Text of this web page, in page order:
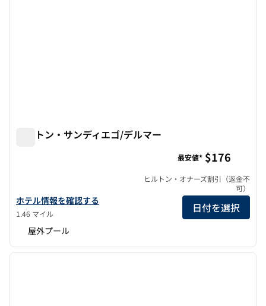
ヒルトン・サンディエゴ/デルマー
ヒルトン・サンディエゴ/デルマーの詳細を見る
ホテル情報を確認する
1.46 マイル
最安値* $176
ヒルトン・オナーズ割引（返金不
可）
日付を選択
屋外プール
1/12
1/12
次の